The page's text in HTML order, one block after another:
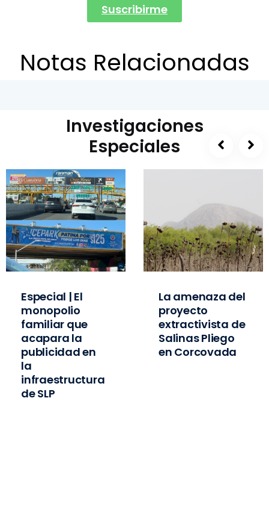
Suscribirme
Notas Relacionadas
Investigaciones
Especiales
Especial | El
monopolio
familiar que
acapara la
publicidad en
la
infraestructura
de SLP
La amenaza del
proyecto
extractivista de
Salinas Pliego
en Corcovada